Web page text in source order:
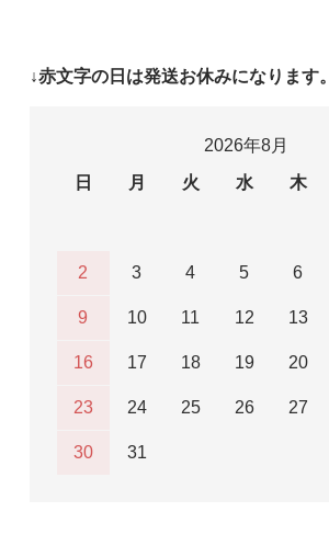
↓赤文字の日は発送お休みになります。
2026年8月
日
月 火 水 木
2 3 4 5 6
9 10 11 12 13
16 17 18 19 20
23 24 25 26 27
30 31